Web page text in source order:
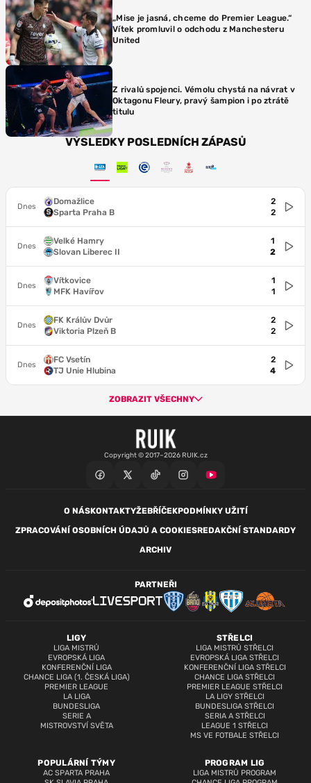
„Mise je jasná, chceme do Premier League.“
Vítek promluvil o odchodu z Manchesteru
United
Z rivalů spojenci. Vémolu chystá na návrat v
Oktagonu Fleury, pravý šampion i po ztrátě
titulu
VÝSLEDKY POSLEDNÍCH ZÁPASŮ
Dnes
Domažlice
Sparta Praha B
2
2
Dnes
Velké Hamry
Slovan Liberec II
1
2
Dnes
Vítkovice
MFK Havířov
1
1
Dnes
FK Králův Dvůr
Viktoria Plzeň B
2
2
Dnes
FC Vsetín
TJ Unie Hlubina
2
4
ZOBRAZIT VŠECHNY
Copyright © 2017–2026 RUIK.cz
O NÁSKONTAKTYŽEBŘÍČEKPODMÍNKY UŽITÍ
ZPRACOVÁNÍ OSOBNÍCH ÚDAJŮ A COOKIESREDAKČNÍ STANDARDY
ARCHIV
LIGY
LIGA MISTRŮ
EVROPSKÁ LIGA
KONFERENČNÍ LIGA
CHANCE LIGA (1. ČESKÁ LIGA)
PREMIER LEAGUE
LA LIGA
BUNDESLIGA
SERIE A
MISTROVSTVÍ SVĚTA
STŘELCI
LIGA MISTRŮ STŘELCI
EVROPSKÁ LIGA STŘELCI
KONFERENČNÍ LIGA STŘELCI
CHANCE LIGA STŘELCI
PREMIER LEAGUE STŘELCI
LA LIGY STŘELCI
BUNDESLIGA STŘELCI
SERIA A STŘELCI
LEAGUE 1 STŘELCI
MS VE FOTBALE STŘELCI
POPULÁRNÍ TÝMY
AC SPARTA PRAHA
PROGRAM LIG
LIGA MISTRŮ PROGRAM
PARTNEŘI